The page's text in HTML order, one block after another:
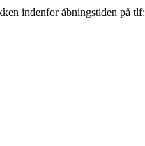
indenfor åbningstiden på tlf: